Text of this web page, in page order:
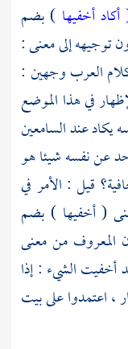
(أكاد أخفيها ) بضم
توجيهه إلى معنى :
العرب وجهين :
في هذا الموضع
يكاد عند السامعين
عن نفسه شيئا هو
قيل : الأمر في
( أخفيها ) بضم
المعروف من معنى
أخفيت الشيء : إذا
، اعتمدوا على بيت